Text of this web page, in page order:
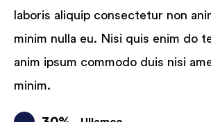
laboris aliquip consectetur non
minim nulla eu. Nisi quis enim do
anim ipsum commodo duis nisi
minim.